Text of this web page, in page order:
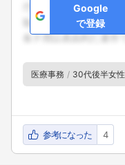
Google
で登録
医療事務 30代後半女性
参考になった 4